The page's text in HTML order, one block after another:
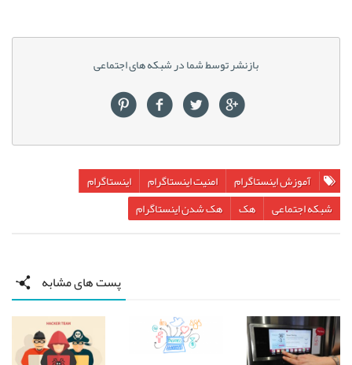
بازنشر توسط شما در شبکه های اجتماعی
آموزش اینستاگرام امنیت اینستاگرام
اینستاگرام
شبکه اجتماعی
هک هک شدن اینستاگرام
پست های مشابه